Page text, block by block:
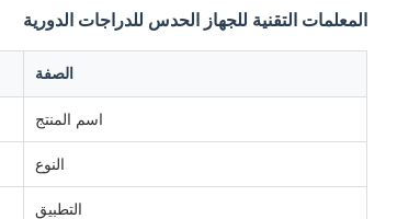
المعلمات التقنية للجهاز الحدس للدراجات الدورية
الصفة
اسم المنتج
النوع
التطبيق